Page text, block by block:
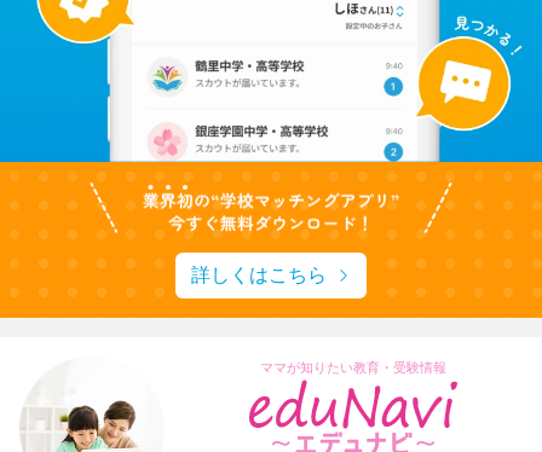
詳しくはこちら
ママが知りたい教育・受験情報